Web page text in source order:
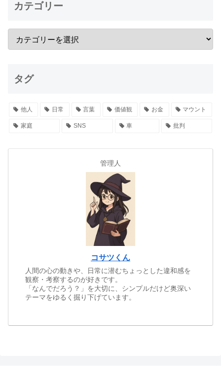
カテゴリー
タグ
他人 日常 言葉 価値観 お金 マウント
家庭 SNS 車 批判
管理人
コサツくん
人間の心の動きや、日常に潜むちょっとした違和感を
観察・考察するのが好きです。
「なんでだろう？」を大切に、シンプルだけど奥深い
テーマをゆるく掘り下げています。